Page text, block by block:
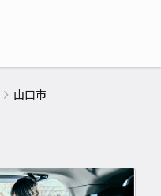
山口市